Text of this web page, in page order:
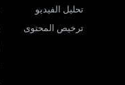
تحليل الفيديو
ترخيص المحتوى